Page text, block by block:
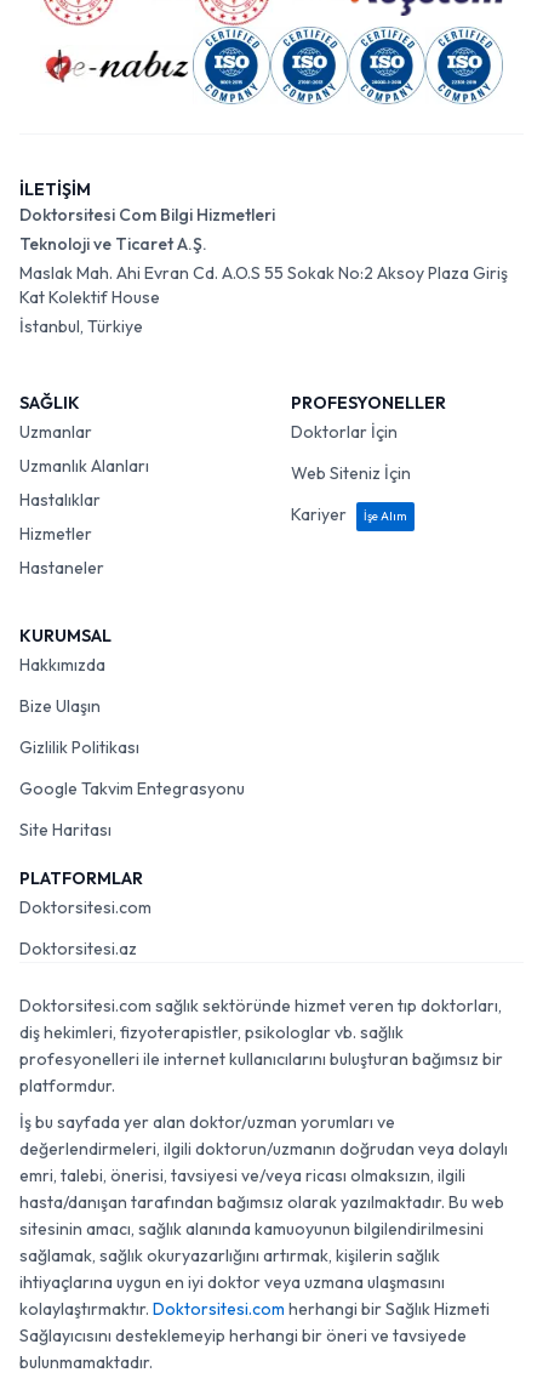
İLETİŞİM
Doktorsitesi Com Bilgi Hizmetleri
Teknoloji ve Ticaret A.Ş.
Maslak Mah. Ahi Evran Cd. A.O.S 55 Sokak No:2 Aksoy Plaza Giriş
Kat Kolektif House
İstanbul, Türkiye
SAĞLIK
Uzmanlar
Uzmanlık Alanları
Hastalıklar
Hizmetler
Hastaneler
PROFESYONELLER
Doktorlar İçin
Web Siteniz İçin
Kariyer
İşe Alım
KURUMSAL
Hakkımızda
Bize Ulaşın
Gizlilik Politikası
Google Takvim Entegrasyonu
Site Haritası
PLATFORMLAR
Doktorsitesi.com
Doktorsitesi.az
Doktorsitesi.com sağlık sektöründe hizmet veren tıp doktorları,
diş hekimleri, fizyoterapistler, psikologlar vb. sağlık
profesyonelleri ile internet kullanıcılarını buluşturan bağımsız bir
platformdur.
İş bu sayfada yer alan doktor/uzman yorumları ve
değerlendirmeleri, ilgili doktorun/uzmanın doğrudan veya dolaylı
emri, talebi, önerisi, tavsiyesi ve/veya ricası olmaksızın, ilgili
hasta/danışan tarafından bağımsız olarak yazılmaktadır. Bu web
sitesinin amacı, sağlık alanında kamuoyunun bilgilendirilmesini
sağlamak, sağlık okuryazarlığını artırmak, kişilerin sağlık
ihtiyaçlarına uygun en iyi doktor veya uzmana ulaşmasını
kolaylaştırmaktır. Doktorsitesi.com herhangi bir Sağlık Hizmeti
Sağlayıcısını desteklemeyip herhangi bir öneri ve tavsiyede
bulunmamaktadır.